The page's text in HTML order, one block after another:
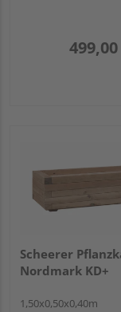
Scheerer
Nordmark KD+
1,50x0,50x0,40m